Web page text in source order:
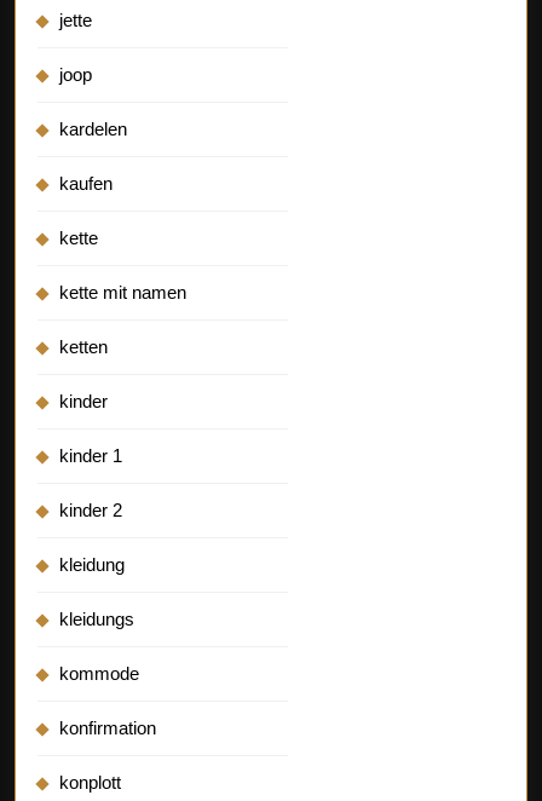
jette
joop
kardelen
kaufen
kette
kette mit namen
ketten
kinder
kinder 1
kinder 2
kleidung
kleidungs
kommode
konfirmation
konplott